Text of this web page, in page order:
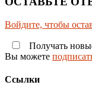
Войдите, чтобы
Получать
Вы можете
Ссылки